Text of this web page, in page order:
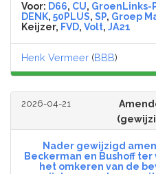
Voor: D66, CU, GroenLinks-
DENK, 50PLUS, SP, Groep
Keijzer, FVD, Volt, JA21
Henk Vermeer (BBB)
2026-04-21
Nader gewijzigd
Beckerman en Bushoff
het omkeren van de